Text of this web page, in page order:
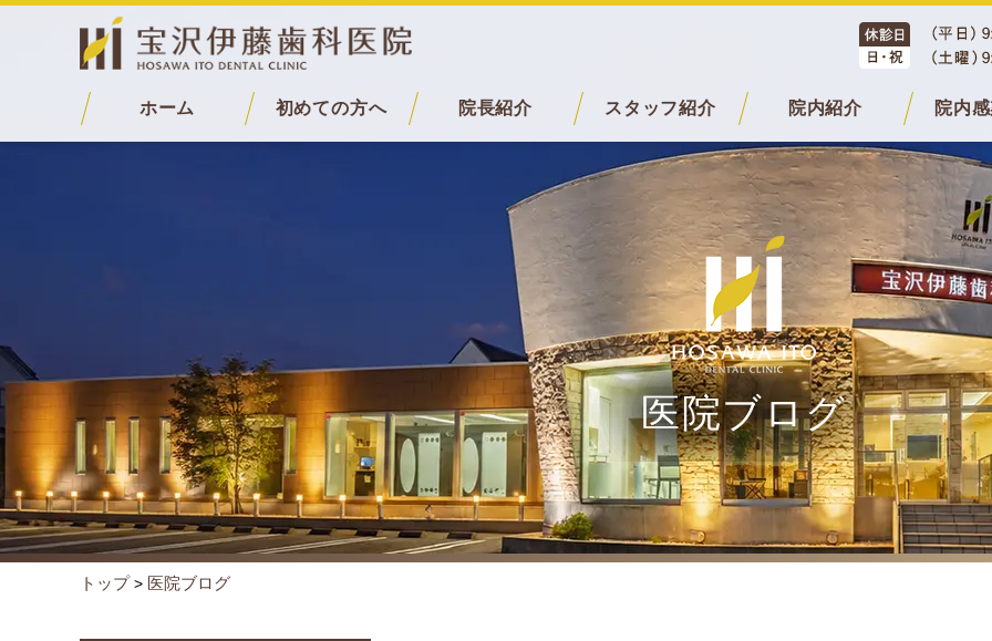
ホーム 初めての方へ 院長紹介 スタッフ紹介 院内紹介 院内
医院ブログ
トップ > 医院ブログ